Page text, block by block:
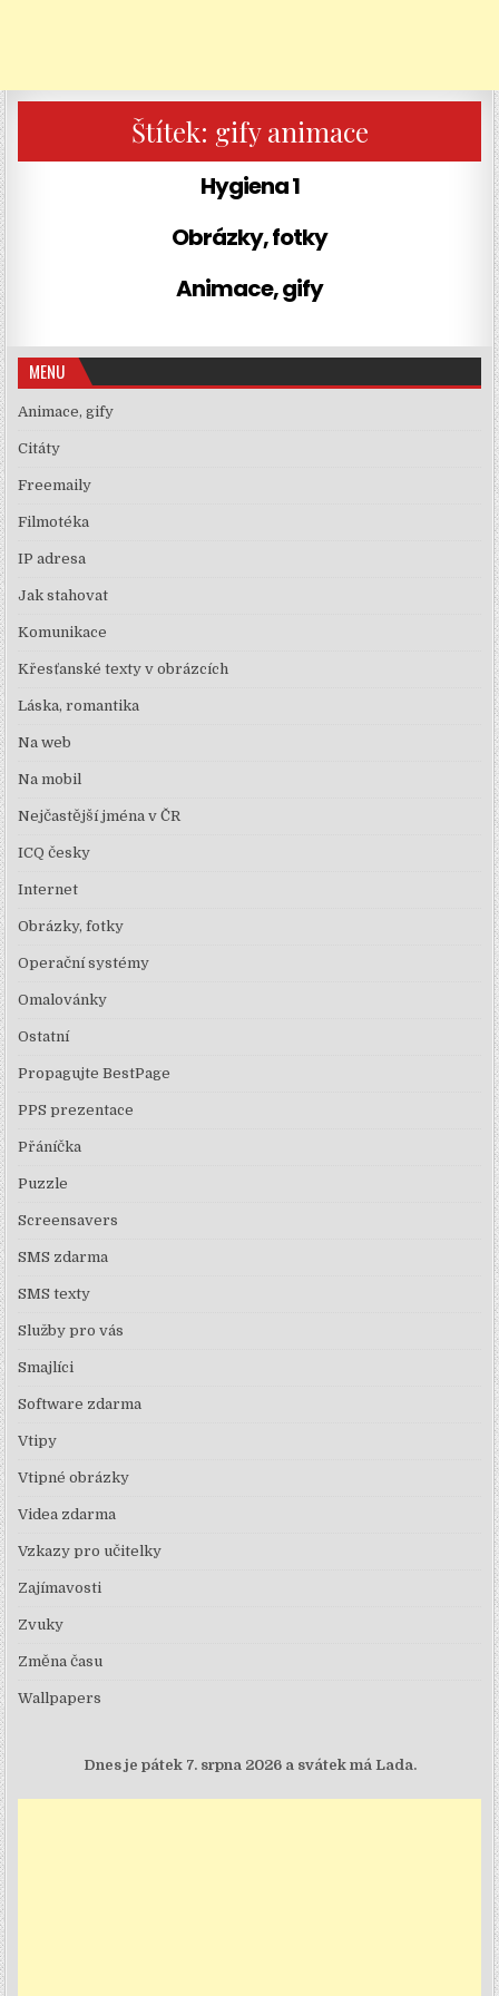
Štítek: gify animace
Hygiena 1
Obrázky, fotky
Animace, gify
MENU
Animace, gify
Citáty
Freemaily
Filmotéka
IP adresa
Jak stahovat
Komunikace
Křesťanské texty v obrázcích
Láska, romantika
Na web
Na mobil
Nejčastější jména v ČR
ICQ česky
Internet
Obrázky, fotky
Operační systémy
Omalovánky
Ostatní
Propagujte BestPage
PPS prezentace
Přáníčka
Puzzle
Screensavers
SMS zdarma
SMS texty
Služby pro vás
Smajlíci
Software zdarma
Vtipy
Vtipné obrázky
Videa zdarma
Vzkazy pro učitelky
Zajímavosti
Zvuky
Změna času
Wallpapers
Dnes je pátek 7. srpna 2026 a svátek má Lada.